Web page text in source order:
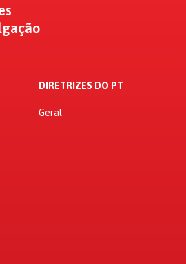
DIRETRIZES DO PT
Geral